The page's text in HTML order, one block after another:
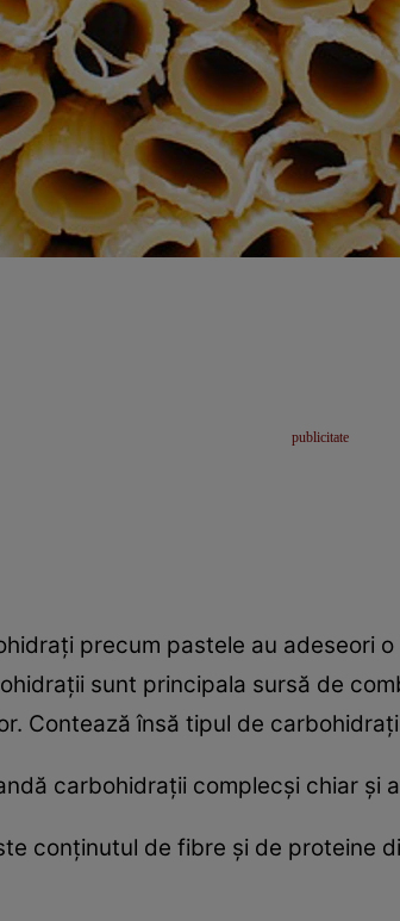
precum pastele au adeseori
sunt principala sursă de
Contează însă tipul de
carbohidraţii complecşi chiar şi
conţinutul de fibre şi de proteine